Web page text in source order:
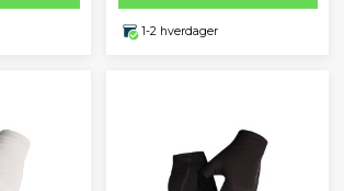
1-2 hverdager